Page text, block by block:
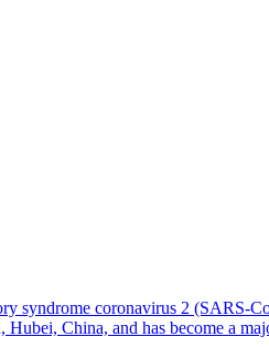
syndrome coronavirus 2 (SARS-
China, and has become a